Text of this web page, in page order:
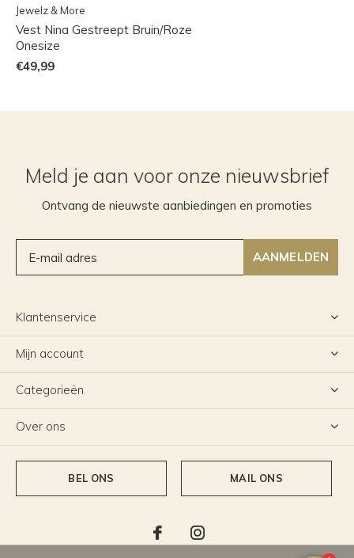
Jewelz & More
Vest Nina Gestreept Bruin/Roze
Onesize
€49,99
Meld je aan voor onze nieuwsbrief
Ontvang de nieuwste aanbiedingen en promoties
AANMELDEN
Klantenservice
Mijn account
Categorieën
Over ons
BEL ONS MAIL ONS